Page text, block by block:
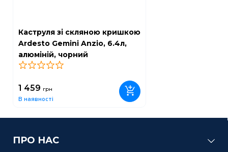
Каструля зі скляною кришкою
Ardesto Gemini Anzio, 6.4л,
алюміній, чорний
1 459 грн
В наявності
ПРО НАС